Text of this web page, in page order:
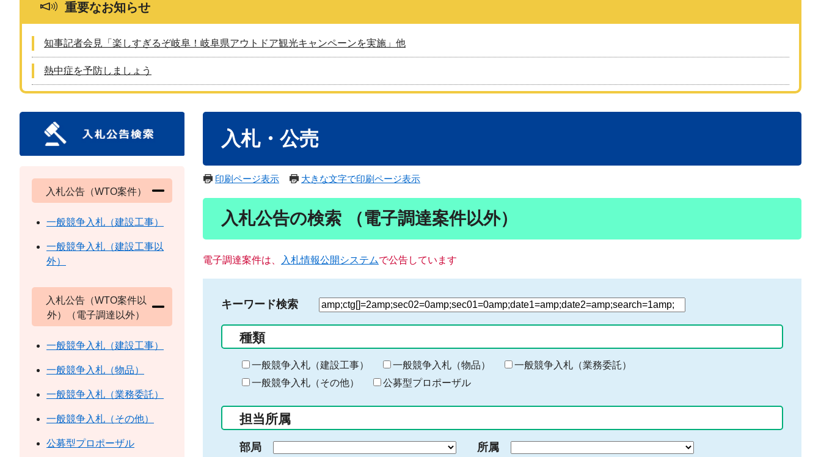
重要なお知らせ
知事記者会見「楽しすぎるぞ岐阜！岐阜県アウトドア観光キャンペーンを実施」他
熱中症を予防しましょう
入札・公売
印刷ページ表示 大きな文字で印刷ページ表示
入札公告の検索 （電子調達案件以外）
電子調達案件は、 入札情報公開システムで公告しています
キーワード検索
検
る
キ
ー
ー
入
種類
一般競争入札（建設工事） 一般競争入札（物品）
一般競争入札（業務委託）
一般競争入札（その他）
公募型プロポーザル
担当所属
部局 所属
入札公告（WTO案件）
一般競争入札（建設工事）
一般競争入札（建設工事以
外）
入札公告（WTO案件以
外）（電子調達以外）
一般競争入札（建設工事）
一般競争入札（物品）
一般競争入札（業務委託）
一般競争入札（その他）
公募型プロポーザル